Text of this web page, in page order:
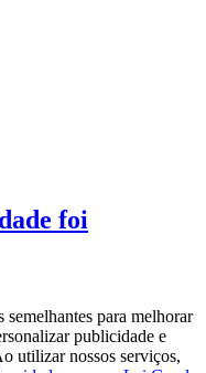
foi
para melhorar
publicidade e
utilizar nossos serviços,